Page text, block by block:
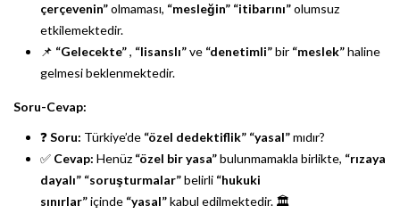
çerçevenin”olmaması, “mesleğin” “itibarını”olumsuz
etkilemektedir.
📌 “Gelecekte”, “lisanslı”ve “denetimli”bir “meslek”haline
gelmesi beklenmektedir.
Soru-Cevap:
❓Soru: Türkiye’de “özel dedektiflik” “yasal”mıdır?
✅ Cevap: Henüz “özel bir yasa”bulunmamakla birlikte, “rızaya
dayalı” “soruşturmalar”belirli “hukuki
sınırlar”içinde “yasal”kabul edilmektedir. 🏛️